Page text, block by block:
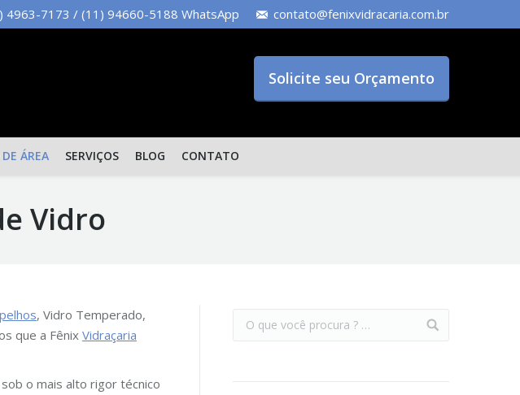
4963-7173 / (11) 94660-5188 WhatsApp contato@fenixvidracaria.com.br
Solicite seu Orçamento
ÁREA SERVIÇOS BLOG CONTATO
Vidro
, Vidro Temperado,
que a Fênix Vidraçaria
o mais alto rigor técnico